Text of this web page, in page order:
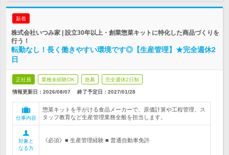
新着
株式会社いつみ家 | 設立30年以上・創業惣菜キットに特化した商品づくりを
行う！
転勤なし！長く働きやすい環境です◎【生産管理】★完全週休2
日
正社員 業種未経験OK 急募 完全週休2日制
情報更新日：2026/08/07 終了予定日： 2027/01/28
仕事内容
惣菜キットを手がける食品メーカーで、原価計算や工程管理、ス
タッフ教育など生産管理業務全般を担当します。
対象と
なる方
《必須》■ 生産管理経験 ■ 普通自動車免許